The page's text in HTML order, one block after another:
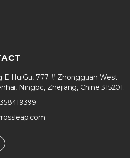
E HuiGu, 777 # Zhongguan West
Ningbo, Zhejiang, Chine 315201.